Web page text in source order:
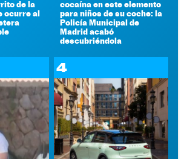
de la
ocurre al
cocaína en este elemento
para niños de su coche: la
Policía Municipal de
Madrid acabó
descubriéndola
4